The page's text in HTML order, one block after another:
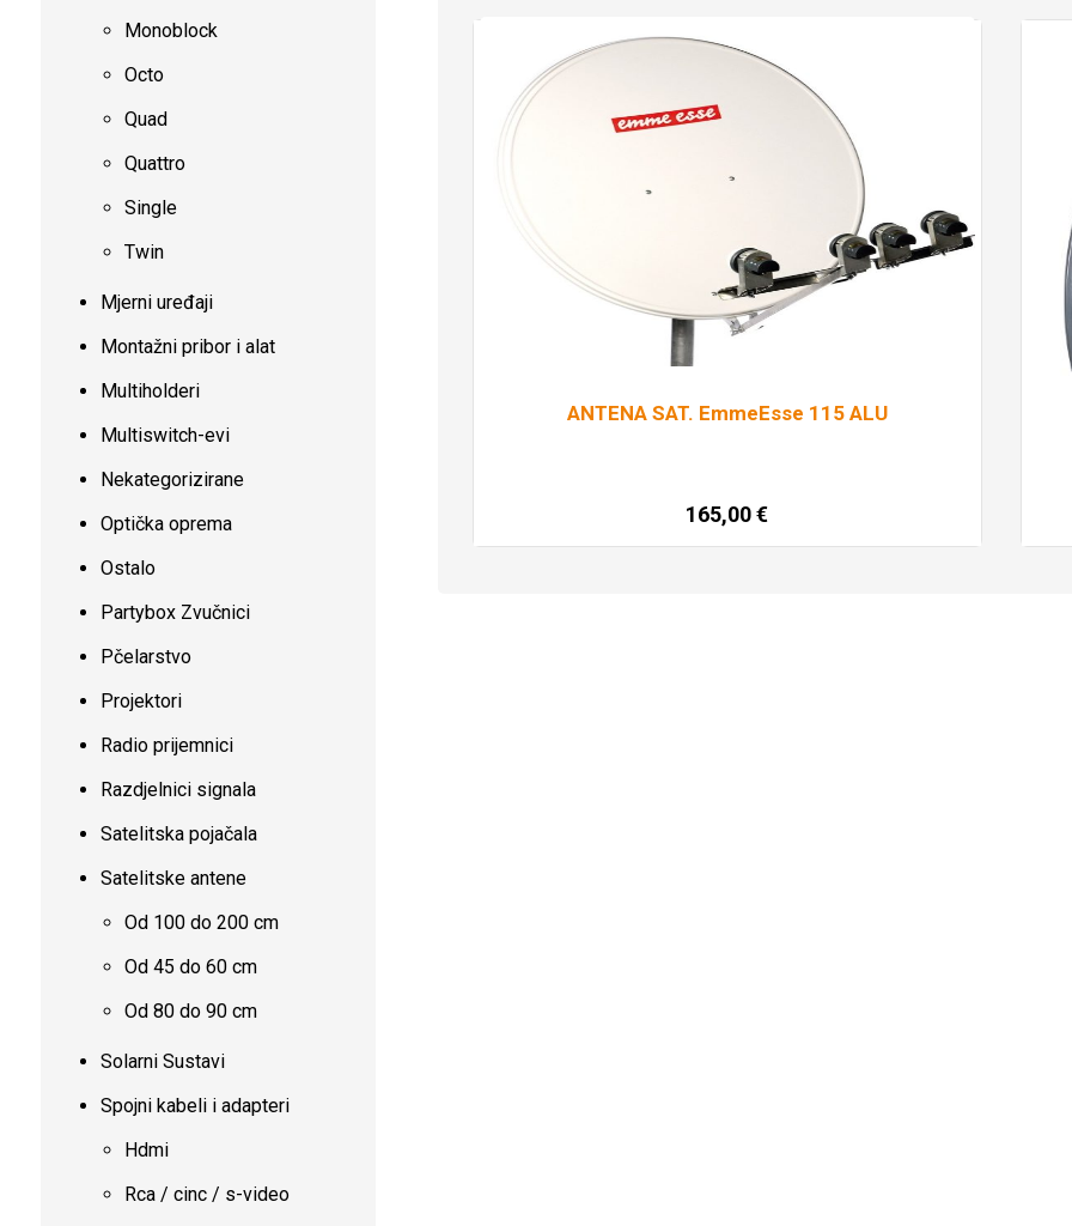
ANTENA SAT. EmmeEsse 115 ALU
165,00€
Pročitaj više
Monoblock
Octo
Quad
Quattro
Single
Twin
Mjerni uređaji
Montažni pribor i alat
Multiholderi
Multiswitch-evi
Nekategorizirane
Optička oprema
Ostalo
Partybox Zvučnici
Pčelarstvo
Projektori
Radio prijemnici
Razdjelnici signala
Satelitska pojačala
Satelitske antene
Od 100 do 200 cm
Od 45 do 60 cm
Od 80 do 90 cm
Solarni Sustavi
Spojni kabeli i adapteri
Hdmi
Rca / cinc / s-video